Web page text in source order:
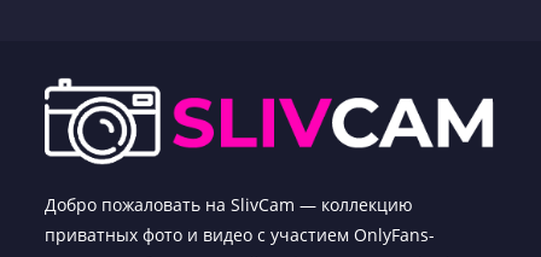
Добро пожаловать на SlivCam — коллекцию
приватных фото и видео с участием OnlyFans-